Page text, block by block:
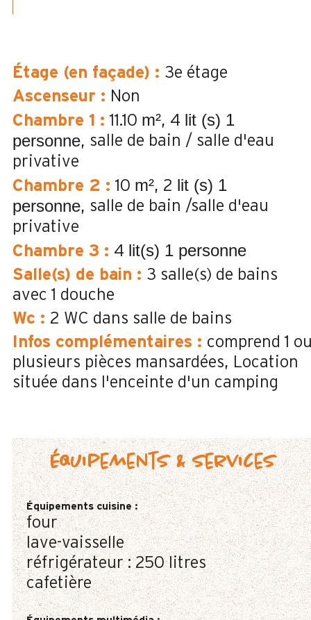
Étage (en façade) : 3e étage
Ascenseur : Non
Chambre 1 : 11.10 m² 4 lit (s) 1
personne salle de bain / salle d'eau
privative
Chambre 2 : 10 m² 2 lit (s) 1
personne salle de bain /salle d'eau
privative
Chambre 3 : 4 lit(s) 1 personne
Salle(s) de bain : 3 salle(s) de bains
avec 1 douche
Wc : 2 WC dans salle de bains
Infos complémentaires : comprend 1
plusieurs pièces mansardées
Location
située dans l'enceinte d'un camping
Équipements & services
Équipements cuisine:
four
lave-vaisselle
réfrigérateur : 250 litres
cafetière